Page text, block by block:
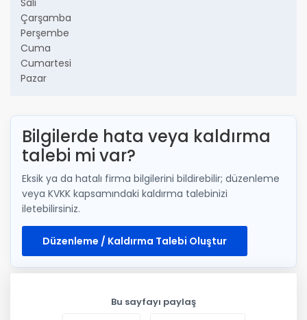
Çarşamba
Perşembe
Cuma
Cumartesi
Pazar
Bilgilerde hata veya kaldırma
talebi mi var?
Eksik ya da hatalı firma bilgilerini bildirebilir; düzenleme
veya KVKK kapsamındaki kaldırma talebinizi
iletebilirsiniz.
Düzenleme / Kaldırma Talebi Oluştur
Bu sayfayı paylaş